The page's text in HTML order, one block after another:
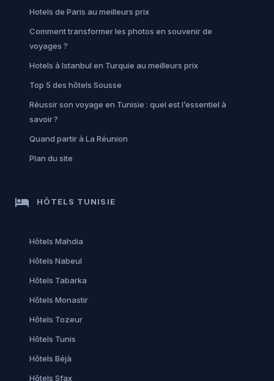
Hotels de Paris au meilleurs prix
Comment transformer les photos en souvenir de
voyages ?
Hotels à Istanbul en Turquie au meilleurs prix
Top 5 des hôtels Sousse
Réussir son voyage en Tunisie : quel est l’essentiel à
savoir ?
Quand partir à La Réunion
Plan du site
hotel HÔTELS TUNISIE
Hôtels Mahdia
Hôtels Nabeul
Hôtels Tabarka
Hôtels Monastir
Hôtels Tozeur
Hôtels Tunis
Hôtels Béjà
Hôtels Sfax